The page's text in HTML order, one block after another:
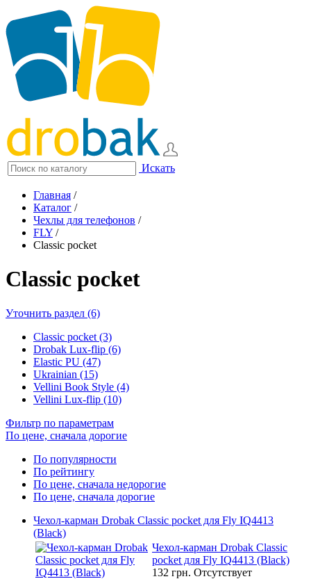
Искать
Главная /
Каталог /
Чехлы для телефонов /
FLY /
Classic pocket
Classic pocket
Уточнить раздел (6)
Classic pocket (3)
Drobak Lux-flip (6)
Elastic PU (47)
Ukrainian (15)
Vellini Book Style (4)
Vellini Lux-flip (10)
Фильтр по параметрам
По цене, сначала дорогие
По популярности
По рейтингу
По цене, сначала недорогие
По цене, сначала дорогие
Чехол-карман Drobak Classic pocket для Fly IQ4413
(Black)
Чехол-карман Drobak Classic
pocket для Fly IQ4413 (Black)
132 грн. Отсутствует